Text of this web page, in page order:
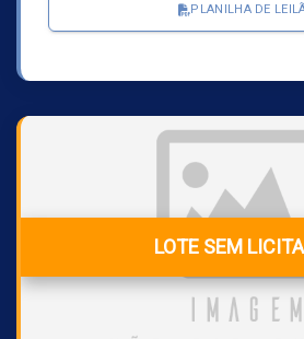
PLANILHA DE
LOTE SEM